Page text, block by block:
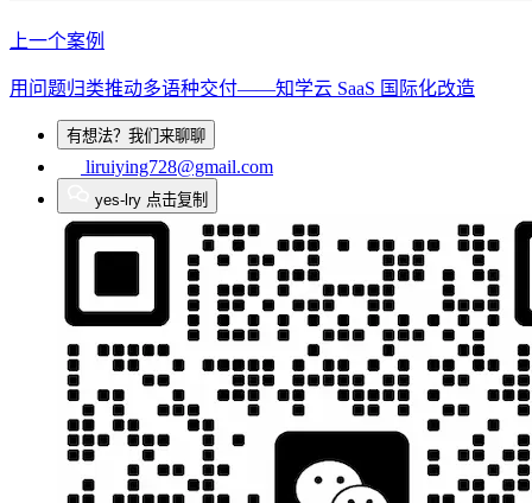
上一个案例
用问题归类推动多语种交付——知学云 SaaS 国际化改造
有想法？我们来聊聊
liruiying728@gmail.com
yes-lry 点击复制